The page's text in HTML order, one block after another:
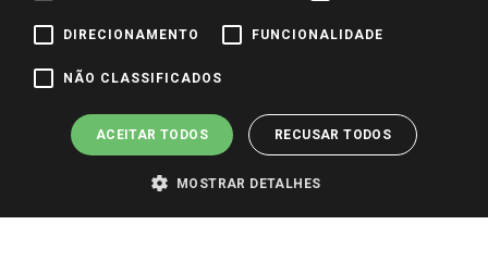
Pagamento e Segurança
DIRECIONAMENTO FUNCIONALIDADE
NÃO CLASSIFICADOS
ACEITAR TODOS RECUSAR TODOS
MOSTRAR DETALHES